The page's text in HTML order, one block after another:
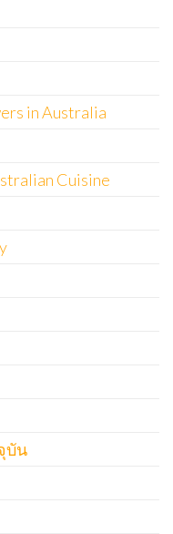
in Australia
Cuisine
บัน